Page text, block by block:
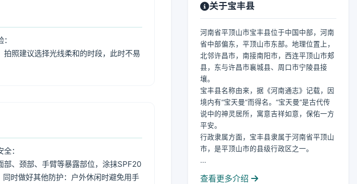
照建议选择光线柔和的时段，此时不易
：
、颈部、手臂等暴露部位，涂抹SPF20
时做好其他防护：户外休闲时避免用手
关于宝丰县
河南省平顶山市宝丰县位于中国中部，河南
省中部偏东，平顶山市东部。地理位置上，
北邻许昌市，南接南阳市，西连平顶山市郏
县，东与许昌市襄城县、周口市宁陵县接
壤。
宝丰县名称由来，据《河南通志》记载，因
境内有“宝天曼”而得名。“宝天曼”是古代传
说中的神灵居所，寓意吉祥如意，保佑一方
平安。
行政隶属方面，宝丰县隶属于河南省平顶山
市，是平顶山市的县级行政区之一。
...
查看更多介绍